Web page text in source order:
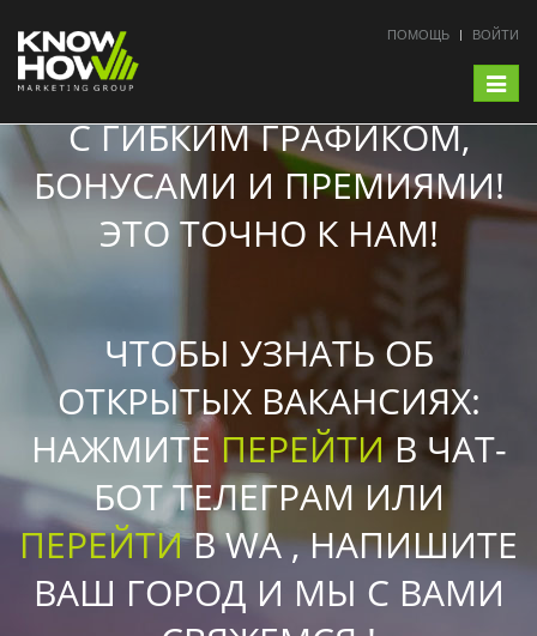
ПОМОЩЬ ВОЙТИ
Toggle
НУЖНА РАБОТА?
С ГИБКИМ ГРАФИКОМ,
БОНУСАМИ И ПРЕМИЯМИ!
ЭТО ТОЧНО К НАМ!
ЧТОБЫ УЗНАТЬ ОБ
ОТКРЫТЫХ ВАКАНСИЯХ:
НАЖМИТЕПЕРЕЙТИВ ЧАТ-
БОТ ТЕЛЕГРАМ ИЛИ
ПЕРЕЙТИВ WA , НАПИШИТЕ
ВАШ ГОРОД И МЫ С ВАМИ